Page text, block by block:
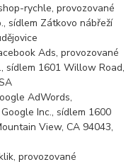
rychle, provozované
sídlem Zátkovo nábřeží
Ads, provozované
sídlem 1601 Willow Road,
AdWords,
Inc., sídlem 1600
View, CA 94043,
provozované